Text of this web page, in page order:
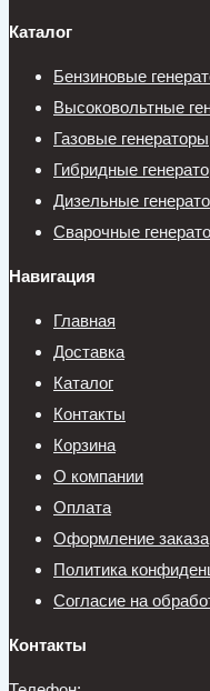
Каталог
Бензиновые
Высоковольтные
Газовые генераторы
Гибридные
Дизельные
Сварочные
Навигация
Главная
Доставка
Каталог
Контакты
Корзина
О компании
Оплата
Оформление заказа
Политика
Согласие на
Контакты